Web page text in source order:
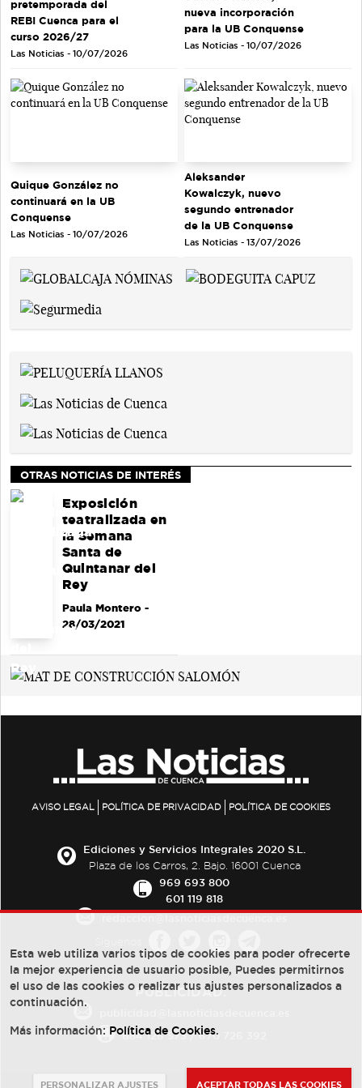
pretemporada del
REBI Cuenca para el
curso 2026/27
Las Noticias - 10/07/2026
nueva incorporación
para la UB Conquense
Las Noticias - 10/07/2026
Quique González no
continuará en la UB
Conquense
Las Noticias - 10/07/2026
Aleksander
Kowalczyk, nuevo
segundo entrenador
de la UB Conquense
Las Noticias - 13/07/2026
OTRAS NOTICIAS DE INTERÉS
Exposición
teatralizada en
la Semana
Santa de
Quintanar del
Rey
Paula Montero-
28/03/2021
AVISO LEGAL POLÍTICA DE PRIVACIDAD POLÍTICA DE COOKIES
Ediciones y Servicios Integrales 2020 S.L.
Plaza de los Carros, 2. Bajo. 16001 Cuenca
969 693 800
601 119 818
PUBLICIDAD:
684 126 573/670 726 392
Esta web utiliza varios tipos de cookies para poder ofrecerte
la mejor experiencia de usuario posible, Puedes permitirnos
el uso de las cookies o realizar tus ajustes personalizados a
continuación.
Más información: Política de Cookies.
PERSONALIZAR AJUSTES ACEPTAR TODAS LAS COOKIES